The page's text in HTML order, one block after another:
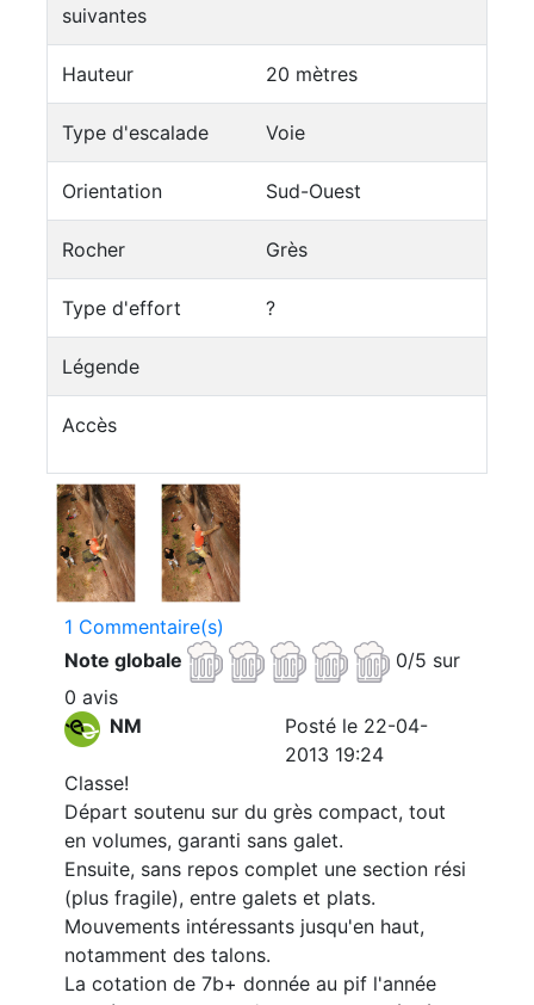
suivantes
Hauteur 20 mètres
Type d'escalade Voie
Orientation Sud-Ouest
Rocher Grès
Type d'effort ?
Légende
Accès
1 Commentaire(s)
Note globale
0/5 sur
0 avis
NM
Posté le 22-04-
2013 19:24
Classe!
Départ soutenu sur du grès compact, tout
en volumes, garanti sans galet.
Ensuite, sans repos complet une section rési
(plus fragile), entre galets et plats.
Mouvements intéressants jusqu'en haut,
notamment des talons.
La cotation de 7b+ donnée au pif l'année